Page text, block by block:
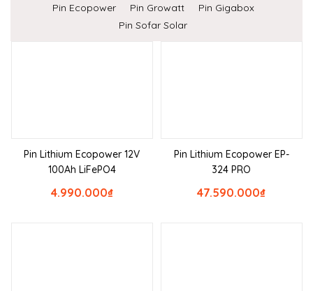
Pin Ecopower
Pin Growatt
Pin Gigabox
Pin Sofar Solar
Pin Lithium Ecopower 12V
100Ah LiFePO4
₫
4.990.000
Pin Lithium Ecopower EP-
324 PRO
₫
47.590.000